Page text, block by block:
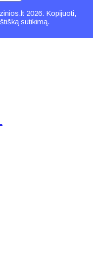
2026. Kopijuoti,
sutikimą.